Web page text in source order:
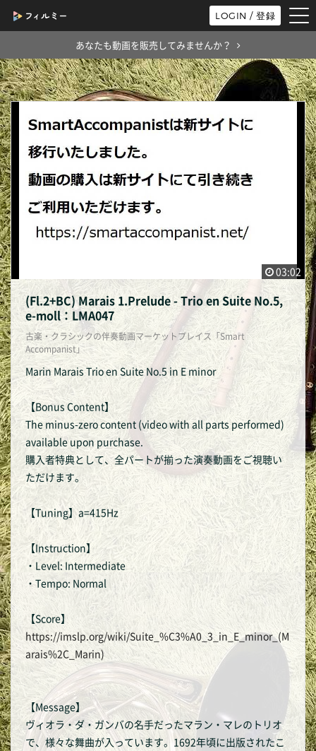
LOGIN / 登録
あなたも動画を販売してみませんか？
03:02
(Fl.2+BC) Marais 1.Prelude - Trio en Suite No.5,
e-moll：LMA047
古楽・クラシックの伴奏動画マーケットプレイス「Smart
Accompanist」
Marin Marais Trio en Suite No.5 in E minor
【Bonus Content】
The minus-zero content (video with all parts performed)
available upon purchase.
購入者特典として、全パートが揃った演奏動画をご視聴い
ただけます。
【Tuning】a=415Hz
【Instruction】
・Level: Intermediate
・Tempo: Normal
【Score】
https://imslp.org/wiki/Suite_%C3%A0_3_in_E_minor_(M
arais%2C_Marin)
【Message】
ヴィオラ・ダ・ガンバの名手だったマラン・マレのトリオ
で、様々な舞曲が入っています。1692年頃に出版されたこ